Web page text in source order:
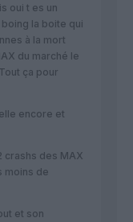
oui t es un
la boite qui
à la mort
du marché le
ça pour
encore et
crashs des MAX
moins de
et son